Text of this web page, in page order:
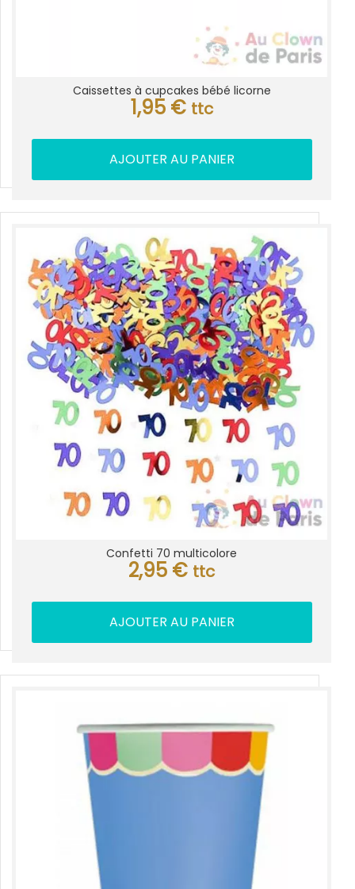
Caissettes à cupcakes bébé licorne
1,95 € ttc
AJOUTER AU PANIER
Confetti 70 multicolore
2,95 € ttc
AJOUTER AU PANIER